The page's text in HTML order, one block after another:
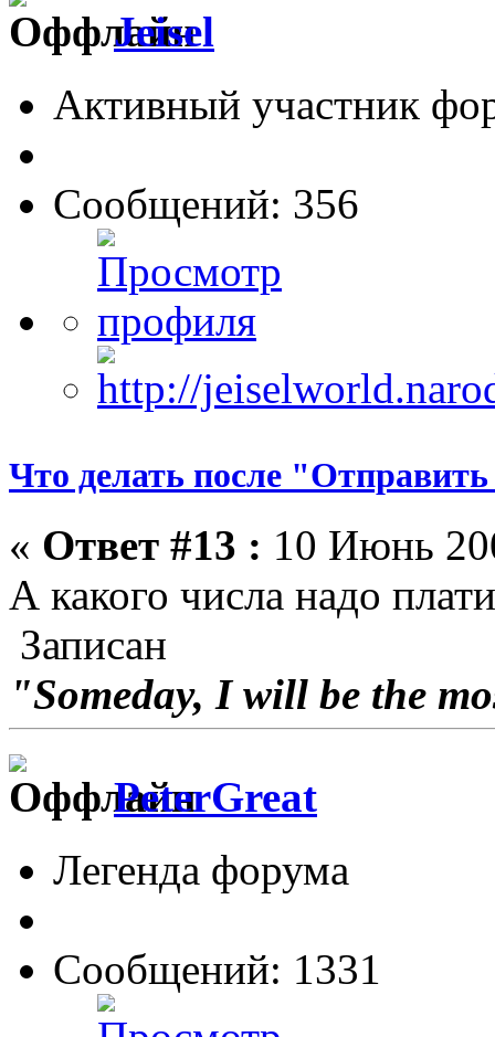
Jeisel
Активный участник
Сообщений: 356
Что делать после
« Ответ #13 : 10 Июнь
А какого числа надо
Записан
"Someday, I will be the
PeterGreat
Легенда форума
Сообщений: 1331